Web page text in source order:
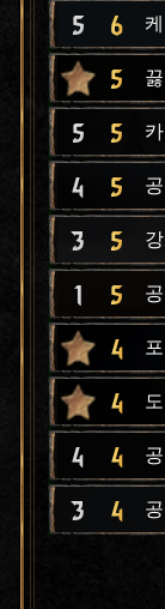
5 6
5
5 5
4 5
3 5
1 5
4
4
4 4
3 4